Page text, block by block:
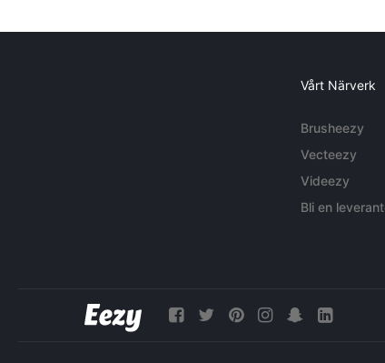
Vårt Närverk
Brusheezy
Vecteezy
Videezy
Bli en